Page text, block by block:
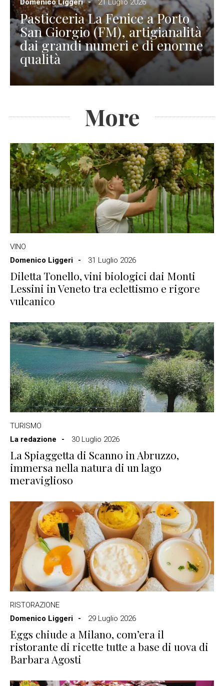
Domenico Liggeri 21 Luglio 2026
Pasticceria La Fenice a Porto
San Giorgio (FM), artigianalità
dai grandi numeri e di enorme
qualità
More
VINO
Domenico Liggeri
31 Luglio 2026
Diletta Tonello, vini biologici dai Monti
Lessini in Veneto tra eclettismo e rigore
vulcanico
TURISMO
La redazione
30 Luglio 2026
La Spiaggetta di Scanno in Abruzzo,
immersa nella natura di un lago
meraviglioso
RISTORAZIONE
Domenico Liggeri
29 Luglio 2026
Eggs chiude a Milano, com’era il
ristorante di ricette tutte a base di uova di
Barbara Agosti